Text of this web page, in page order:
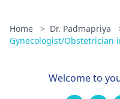
Home > Dr. Padmapriya
Gynecologist/Obstetrician
Welcome to